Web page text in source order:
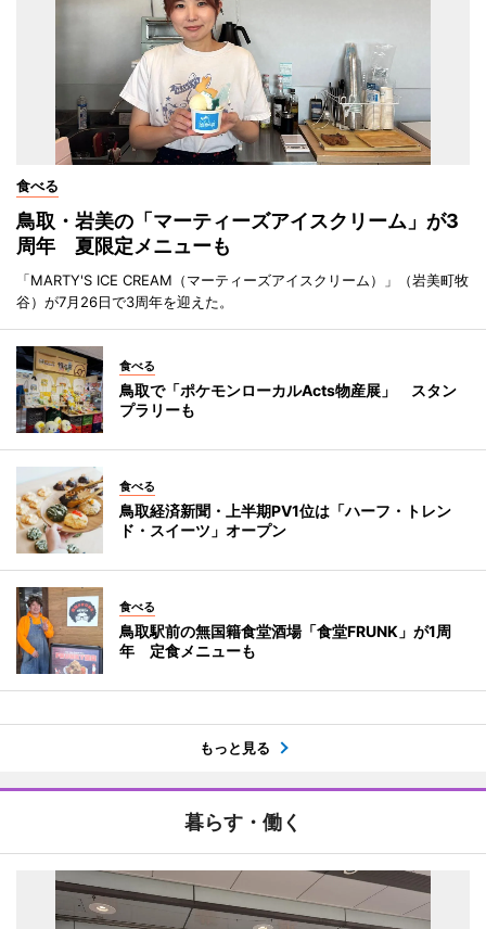
食べる
鳥取・岩美の「マーティーズアイスクリーム」が3
周年 夏限定メニューも
「MARTY'S ICE CREAM（マーティーズアイスクリーム）」（岩美町牧
谷）が7月26日で3周年を迎えた。
食べる
鳥取で「ポケモンローカルActs物産展」 スタン
プラリーも
食べる
鳥取経済新聞・上半期PV1位は「ハーフ・トレン
ド・スイーツ」オープン
食べる
鳥取駅前の無国籍食堂酒場「食堂FRUNK」が1周
年 定食メニューも
もっと見る
暮らす・働く